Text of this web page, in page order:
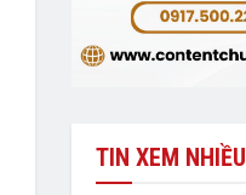
TIN XEM NHIỀU